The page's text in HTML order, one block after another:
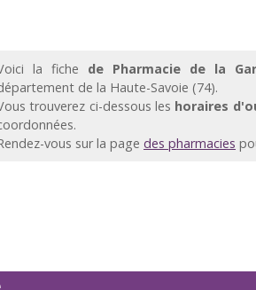
la fiche de Pharmacie de la
de la Haute-Savoie (74).
trouverez ci-dessous les horaires
vous sur la page des pharmacies